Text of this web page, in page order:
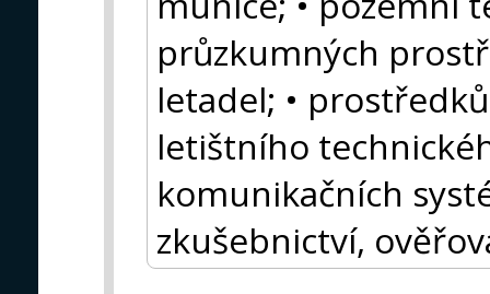
průzkumných
letadel; •
letištního
komunikačních
zkušebnictví,